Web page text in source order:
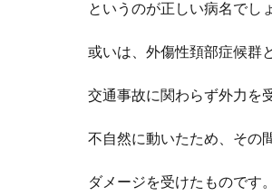
というのが正しい病名でし
或いは、外傷性頚部症候群
交通事故に関わらず外力を
不自然に動いたため、 その
ダメージを受けたものです。